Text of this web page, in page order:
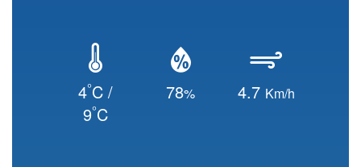
4°C /
9°C
78% 4.7 Km/h